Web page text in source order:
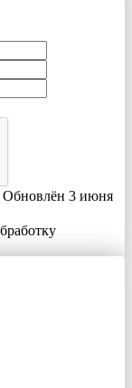
Обновлён 3 июня